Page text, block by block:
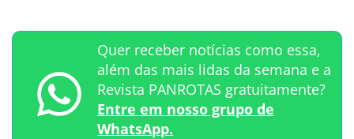
Quer receber notícias como essa,
além das mais lidas da semana e a
Revista PANROTAS gratuitamente?
Entre em nosso grupo de
WhatsApp.